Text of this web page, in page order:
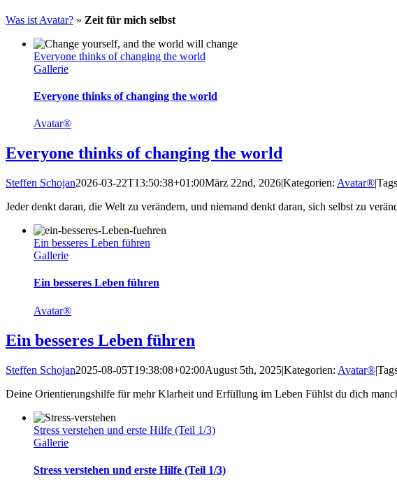
Was ist Avatar? » Zeit für mich selbst
Everyone thinks of changing the world
Gallerie
Everyone thinks of changing the world
Avatar®
Everyone thinks of changing the world
Steffen Schojan2026-03-22T13:50:38+01:00März 22nd, 2026|Kategorien: Avatar®|
Jeder denkt daran, die Welt zu verändern, und niemand denkt daran, sich selbst zu
Ein besseres Leben führen
Gallerie
Ein besseres Leben führen
Avatar®
Ein besseres Leben führen
Steffen Schojan2025-08-05T19:38:08+02:00August 5th, 2025|Kategorien: Avatar®|
Deine Orientierungshilfe für mehr Klarheit und Erfüllung im Leben Fühlst du dich
Stress verstehen und erste Hilfe (Teil 1/3)
Gallerie
Stress verstehen und erste Hilfe (Teil 1/3)